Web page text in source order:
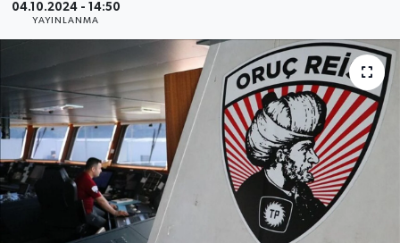
04.10.2024 - 14:50
YAYINLANMA